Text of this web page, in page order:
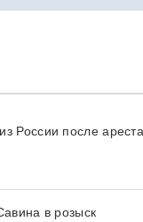
России после ареста
в розыск